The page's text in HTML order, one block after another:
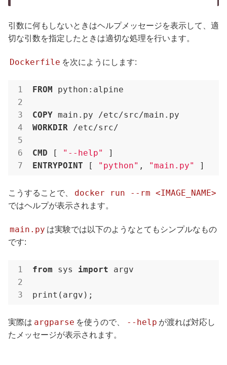
引数に何もしないときはヘルプメッセージを表示して、適
切な引数を指定したときは適切な処理を行います。
Dockerfile を次にようにします:
FROM python:alpine
COPY main.py /etc/src/main.py
WORKDIR /etc/src/
CMD [ "--help"
]
ENTRYPOINT [ "python" , "main.py" ]
こうすることで、 docker run --rm <IMAGE_NAME>
ではヘルプが表示されます。
main.py は実験では以下のようなとてもシンプルなもの
です:
from sys import argv
print(argv);
実際は argparse を使うので、 --help が渡れば対応し
たメッセージが表示されます。